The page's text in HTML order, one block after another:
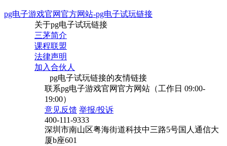
pg电子游戏官网官方网站-pg电子试玩链接
关于pg电子试玩链接
三茅简介
课程联盟
法律声明
加入合伙人
pg电子试玩链接的友情链接
联系pg电子游戏官网官方网站（工作日 09:00-
19:00）
意见反馈 举报/投诉
400-111-9333
深圳市南山区粤海街道科技中三路5号国人通信大
厦b座601